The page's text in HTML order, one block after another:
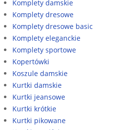
Komplety damskie
Komplety dresowe
Komplety dresowe basic
Komplety eleganckie
Komplety sportowe
Kopertówki
Koszule damskie
Kurtki damskie
Kurtki jeansowe
Kurtki krótkie
Kurtki pikowane